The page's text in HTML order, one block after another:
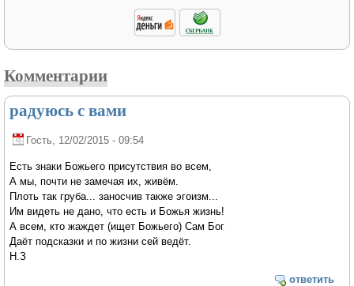
Комментарии
радуюсь с вами
Гость, 12/02/2015 - 09:54
Есть знаки Божьего присутствия во всем,
А мы, почти не замечая их, живём.
Плоть так груба... заносчив также эгоизм...
Им видеть не дано, что есть и Божья жизнь!
А всем, кто жаждет (ищет Божьего) Сам Бог
Даёт подсказки и по жизни сей ведёт.
Н.З
ответить